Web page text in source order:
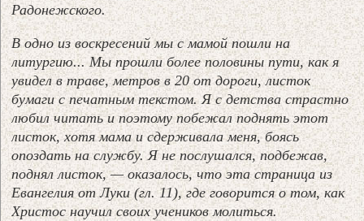
Радонежского.
В одно из воскресений мы с мамой пошли на
литургию... Мы прошли более половины пути, как я
увидел в траве, метров в 20 от дороги, листок
бумаги с печатным текстом. Я с детства страстно
любил читать и поэтому побежал поднять этот
листок, хотя мама и сдерживала меня, боясь
опоздать на службу. Я не послушался, подбежав,
поднял листок, — оказалось, что эта страница из
Евангелия от Луки (гл. 11), где говорится о том, как
Христос научил своих учеников молиться.